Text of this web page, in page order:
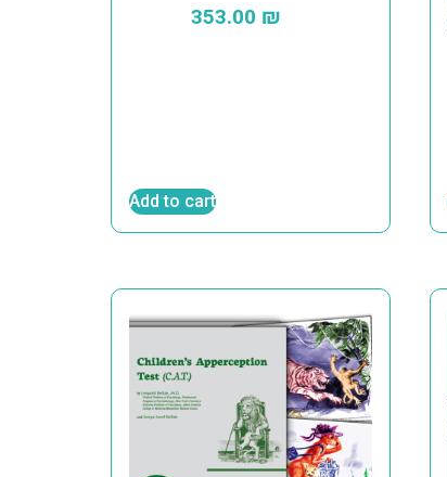
353.00 ₪
Add to cart